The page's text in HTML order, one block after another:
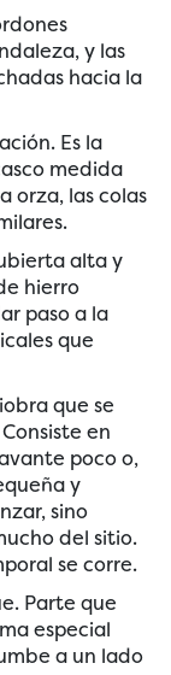
y las
hacia la
Es la
medida
orza, las colas
alta y
hierro
paso a la
que
que se
en
poco o,
y
sino
del sitio.
se corre.
Parte que
especial
a un lado